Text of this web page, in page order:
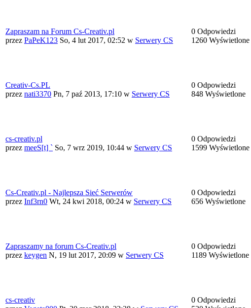
Zapraszam na Forum Cs-Creativ.pl
przez PaPeK123 So, 4 lut 2017, 02:52 w Serwery CS
0 Odpowiedzi
1260 Wyświetlone
Creativ-Cs.PL
przez nati3370 Pn, 7 paź 2013, 17:10 w Serwery CS
0 Odpowiedzi
848 Wyświetlone
cs-creativ.pl
przez meeS[t] ` So, 7 wrz 2019, 10:44 w Serwery CS
0 Odpowiedzi
1599 Wyświetlone
Cs-Creativ.pl - Najlepsza Sieć Serwerów
przez Inf3rn0 Wt, 24 kwi 2018, 00:24 w Serwery CS
0 Odpowiedzi
656 Wyświetlone
Zapraszamy na forum Cs-Creativ.pl
przez keygen N, 19 lut 2017, 20:09 w Serwery CS
0 Odpowiedzi
1189 Wyświetlone
cs-creativ
0 Odpowiedzi